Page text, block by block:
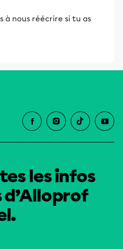
à nous réécrire si tu as
les infos